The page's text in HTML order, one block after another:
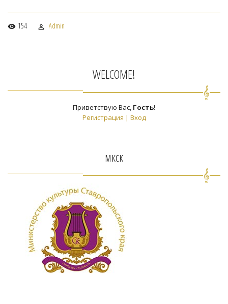
154 Admin
WELCOME!
Приветствую Вас, Гость!
Регистрация | Вход
мкск